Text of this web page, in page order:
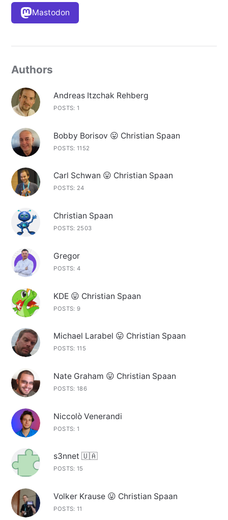
Mastodon
Authors
Andreas Itzchak Rehberg
POSTS: 1
Bobby Borisov 😛 Christian Spaan
POSTS: 1152
Carl Schwan 😛 Christian Spaan
POSTS: 24
Christian Spaan
POSTS: 2503
Gregor
POSTS: 4
KDE 😛 Christian Spaan
POSTS: 9
Michael Larabel 😛 Christian Spaan
POSTS: 115
Nate Graham 😛 Christian Spaan
POSTS: 186
Niccolò Venerandi
POSTS: 1
s3nnet 🇺🇦
POSTS: 15
Volker Krause 😛 Christian Spaan
POSTS: 11